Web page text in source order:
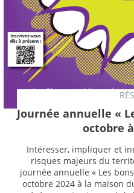
Journée annuelle «
octobre
Intéresser, impliquer et
risques majeurs du
journée annuelle « Les
octobre 2024 à la maison